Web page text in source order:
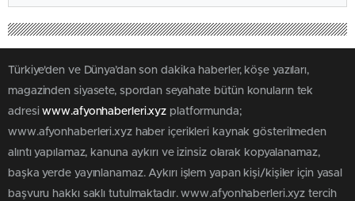
Türkiye'den ve Dünya’dan son dakika haberler, köşe yazıları,
magazinden siyasete, spordan seyahate bütün konuların tek
adresiwww.afyonhaberleri.xyz platformunda;
www.afyonhaberleri.xyz haber içerikleri kaynak gösterilmeden
alıntı yapılamaz, kanuna aykırı ve izinsiz olarak kopyalanamaz,
başka yerde yayınlanamaz. Aykırı işlem yapan kişi/kişiler için yasal
başvuru hakkı saklı tutulmaktadır. www.afyonhaberleri.xyz tercih